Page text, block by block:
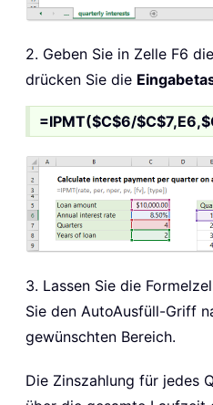
2. Geben Sie in Zelle F6
drücken Sie die
=IPMT($C$6/
3. Lassen Sie die
Sie den AutoAusfüll-Griff
gewünschten Bereich.
Die Zinszahlung für jedes